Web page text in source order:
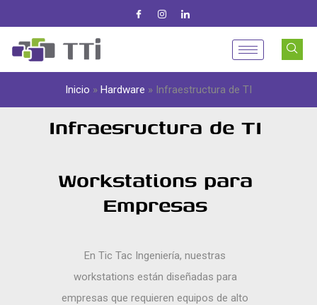
Inicio » Hardware » Infraestructura de TI
Infraesructura de TI
Workstations para
Empresas
En Tic Tac Ingeniería, nuestras
workstations están diseñadas para
empresas que requieren equipos de alto